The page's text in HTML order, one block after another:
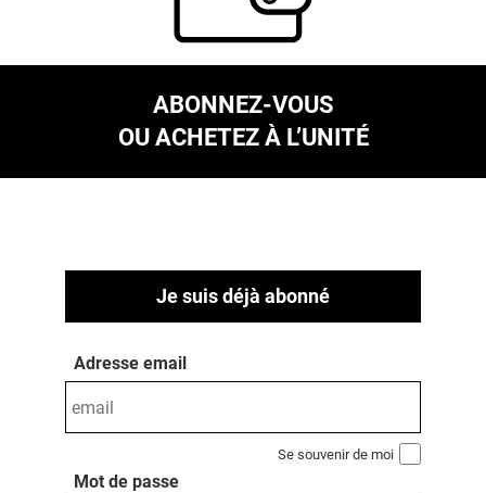
ABONNEZ-VOUS
OU ACHETEZ À L’UNITÉ
Je suis déjà abonné
Adresse email
Se souvenir de moi
Mot de passe